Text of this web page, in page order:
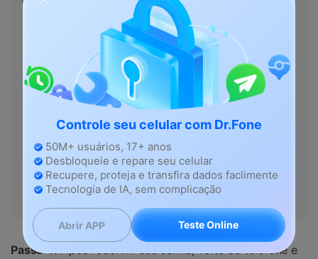
Controle seu celular com Dr.Fone
50M+ usuários, 17+ anos
Desbloqueie e repare seu celular
Recupere, proteja e transfira dados faclimente
Tecnologia de IA, sem complicação
Abrir APP Teste Online
Passo 4:
Após redefinir sua senha, volte ao telefone e